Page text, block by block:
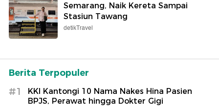
Semarang, Naik Kereta Sampai
Stasiun Tawang
detikTravel
Berita Terpopuler
#1
KKI Kantongi 10 Nama Nakes Hina Pasien
BPJS, Perawat hingga Dokter Gigi